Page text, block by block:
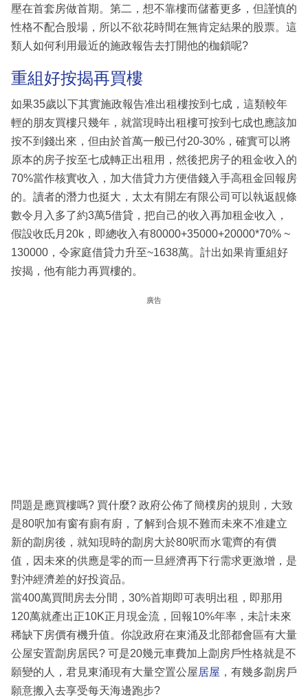
壓在首套房做首期。第二，想不靠樓而儲蓄更多，但謹慎的
性格不配合股場，所以不欲花時間在無肯定結果的股票。這
類人如何利用最近的施政報告去打開他的枷鎖呢?
重組好按揭再買樓
如果35歲以下其實施政報告准出租樓按到七成，這類較年
輕的朋友買樓只幾年，就當現時出租樓可按到七成也應該加
按不到錢出來，但由於首萬一般已付20-30%，確實可以將
原本的房子按至七成轉正出租用，然後把房子的租金收入的
70%當作核實收入，加大借貸力方便借錢入手高租金回報房
的。讀者的潛力也挺大，太太有開左有限公司可以執返靚條
數令月入多了約3萬5借貸，把自己的收入再加租金收入，
假設收氐月20k，即總收入有80000+35000+20000*70% ~
130000，令家庭借貸力升至~1638萬。計出如果肯重組好
按揭，他有能力再買樓的。
廣告
問題是應買樓嗎? 買什麼? 政府公佈了簡樸房的規則，大致
是80呎加有窗有廁有廚，了解到合規不難而未來不准建立
新的劏房後，就知現時的劏房大於80呎而水電齊的有價
值，因未來的供應是零的而一旦經濟再下行需求更激增，是
對沖經濟差的好投資品。
當400萬買間房去分間，30%首期即可表明出租，即那用
120萬就產出正10K正月現金流，回報10%年率，未計未來
稀缺下房價有機升值。你說政府在東涌及北部都會區有大量
公屋安置劏房居民? 可是20幾元車費加上劏房戶性格就是不
願變的人，君見東涌現有大量空置公屋居屋 ，有幾多劏房戶
願意搬入去享受每天海邊跑步?